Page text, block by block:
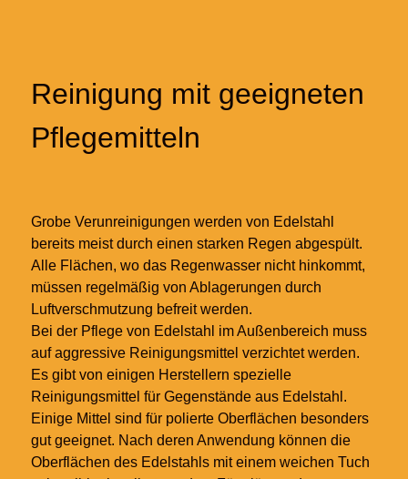
Reinigung mit geeigneten
Pflegemitteln
Grobe Verunreinigungen werden von Edelstahl
bereits meist durch einen starken Regen abgespült.
Alle Flächen, wo das Regenwasser nicht hinkommt,
müssen regelmäßig von Ablagerungen durch
Luftverschmutzung befreit werden.
Bei der Pflege von Edelstahl im Außenbereich muss
auf aggressive Reinigungsmittel verzichtet werden.
Es gibt von einigen Herstellern spezielle
Reinigungsmittel für Gegenstände aus Edelstahl.
Einige Mittel sind für polierte Oberflächen besonders
gut geeignet. Nach deren Anwendung können die
Oberflächen des Edelstahls mit einem weichen Tuch